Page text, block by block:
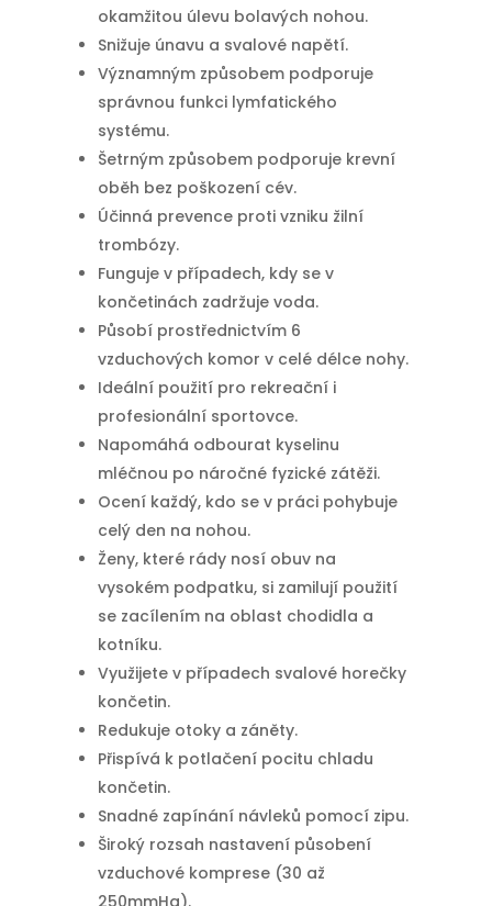
okamžitou úlevu bolavých nohou.
Snižuje únavu a svalové napětí.
Významným způsobem podporuje
správnou funkci lymfatického
systému.
Šetrným způsobem podporuje krevní
oběh bez poškození cév.
Účinná prevence proti vzniku žilní
trombózy.
Funguje v případech, kdy se v
končetinách zadržuje voda.
Působí prostřednictvím 6
vzduchových komor v celé délce nohy.
Ideální použití pro rekreační i
profesionální sportovce.
Napomáhá odbourat kyselinu
mléčnou po náročné fyzické zátěži.
Ocení každý, kdo se v práci pohybuje
celý den na nohou.
Ženy, které rády nosí obuv na
vysokém podpatku, si zamilují použití
se zacílením na oblast chodidla a
kotníku.
Využijete v případech svalové horečky
končetin.
Redukuje otoky a záněty.
Přispívá k potlačení pocitu chladu
končetin.
Snadné zapínání návleků pomocí zipu.
Široký rozsah nastavení působení
vzduchové komprese (30 až
250mmHg).